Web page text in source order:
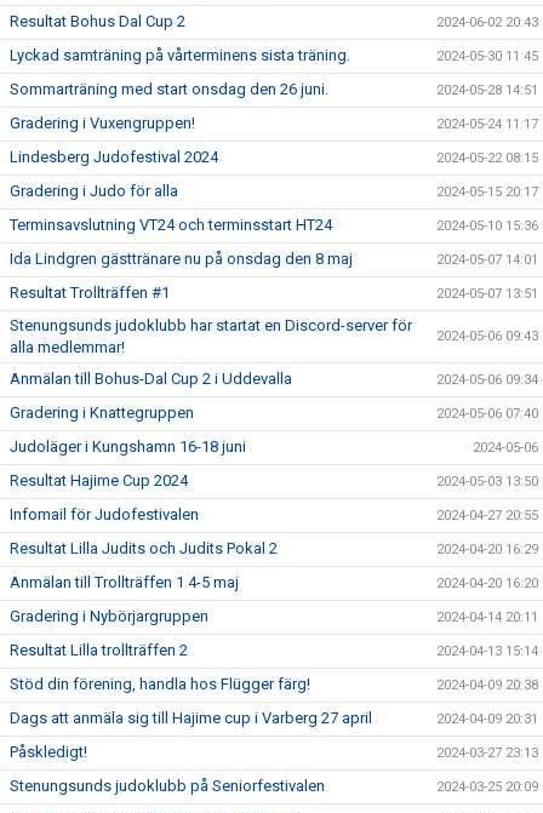
Resultat Bohus Dal Cup 2 2024-06-02 20:43
Lyckad samträning på vårterminens sista träning. 2024-05-30 11:45
Sommarträning med start onsdag den 26 juni. 2024-05-28 14:51
Gradering i Vuxengruppen! 2024-05-24 11:17
Lindesberg Judofestival 2024 2024-05-22 08:15
Gradering i Judo för alla 2024-05-15 20:17
Terminsavslutning VT24 och terminsstart HT24 2024-05-10 15:36
Ida Lindgren gästtränare nu på onsdag den 8 maj 2024-05-07 14:01
Resultat Trollträffen #1 2024-05-07 13:51
Stenungsunds judoklubb har startat en Discord-server för
alla medlemmar!
2024-05-06 09:43
Anmälan till Bohus-Dal Cup 2 i Uddevalla 2024-05-06 09:34
Gradering i Knattegruppen 2024-05-06 07:40
Judoläger i Kungshamn 16-18 juni 2024-05-06
Resultat Hajime Cup 2024 2024-05-03 13:50
Infomail för Judofestivalen 2024-04-27 20:55
Resultat Lilla Judits och Judits Pokal 2 2024-04-20 16:29
Anmälan till Trollträffen 1 4-5 maj 2024-04-20 16:20
Gradering i Nybörjargruppen 2024-04-14 20:11
Resultat Lilla trollträffen 2 2024-04-13 15:14
Stöd din förening, handla hos Flügger färg! 2024-04-09 20:38
Dags att anmäla sig till Hajime cup i Varberg 27 april 2024-04-09 20:31
Påskledigt! 2024-03-27 23:13
Stenungsunds judoklubb på Seniorfestivalen 2024-03-25 20:09